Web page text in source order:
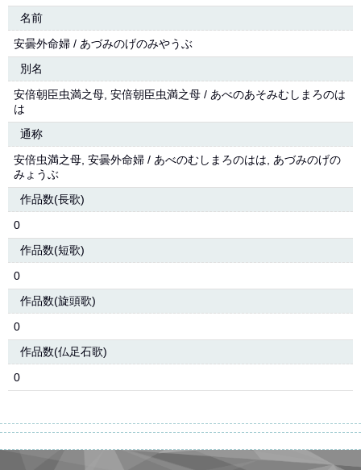
名前
安曇外命婦 / あづみのげのみやうぶ
別名
安倍朝臣虫満之母, 安倍朝臣虫満之母 / あべのあそみむしまろのは
は
通称
安倍虫満之母, 安曇外命婦 / あべのむしまろのはは, あづみのげの
みょうぶ
作品数(長歌)
0
作品数(短歌)
0
作品数(旋頭歌)
0
作品数(仏足石歌)
0